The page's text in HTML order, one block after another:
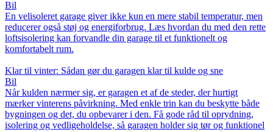
Bil
En velisoleret garage giver ikke kun en mere stabil temperatur, men
reducerer også støj og energiforbrug. Læs hvordan du med den rette
loftsisolering kan forvandle din garage til et funktionelt og
komfortabelt rum.
Klar til vinter: Sådan gør du garagen klar til kulde og sne
Bil
Når kulden nærmer sig, er garagen et af de steder, der hurtigt
mærker vinterens påvirkning. Med enkle trin kan du beskytte både
bygningen og det, du opbevarer i den. Få gode råd til oprydning,
isolering og vedligeholdelse, så garagen holder sig tør og funktionel